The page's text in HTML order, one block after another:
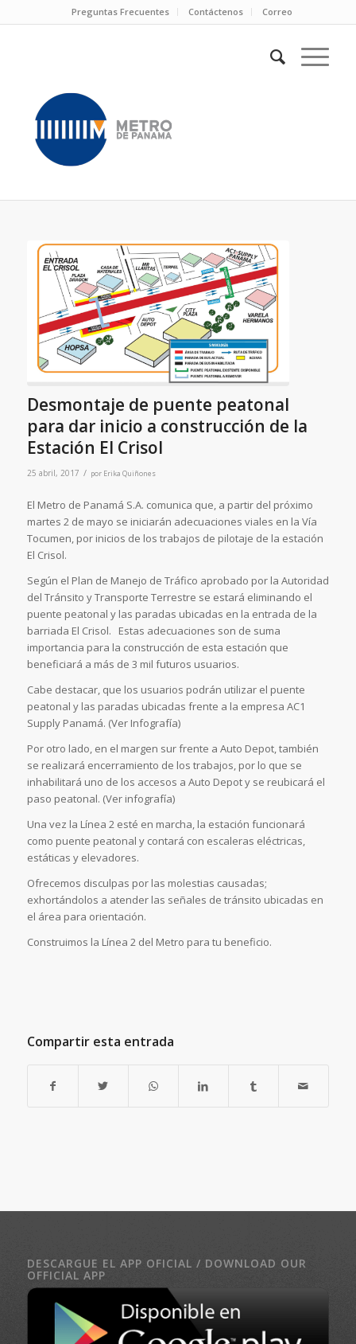
Preguntas Frecuentes Contáctenos Correo
Desmontaje de puente peatonal
para dar inicio a construcción de la
Estación El Crisol
25 abril, 2017 / por Erika Quiñones
El Metro de Panamá S.A. comunica que, a partir del próximo
martes 2 de mayo se iniciarán adecuaciones viales en la Vía
Tocumen, por inicios de los trabajos de pilotaje de la estación
El Crisol­.
Según el Plan de Manejo de Tráfico aprobado por la Autoridad
del Tránsito y Transporte Terrestre se estará eliminando el
puente peatonal y las paradas ubicadas en la entrada de la
barriada El Crisol. Estas adecuaciones son de suma
importancia para la construcción de esta estación que
beneficiará a más de 3 mil futuros usuarios.
Cabe destacar, que los usuarios podrán utilizar el puente
peatonal y las paradas ubicadas frente a la empresa AC1
Supply Panamá. (Ver Infografía)
Por otro lado, en el margen sur frente a Auto Depot, también
se realizará encerramiento de los trabajos, por lo que se
inhabilitará uno de los accesos a Auto Depot y se reubicará el
paso peatonal. (Ver infografía)
Una vez la Línea 2 esté en marcha, la estación funcionará
como puente peatonal y contará con escaleras eléctricas,
estáticas y elevadores.
Ofrecemos disculpas por las molestias causadas;
exhortándolos a atender las señales de tránsito ubicadas en
el área para orientación.
Construimos la Línea 2 del Metro para tu beneficio.
Compartir esta entrada
DESCARGUE EL APP OFICIAL / DOWNLOAD OUR
OFFICIAL APP